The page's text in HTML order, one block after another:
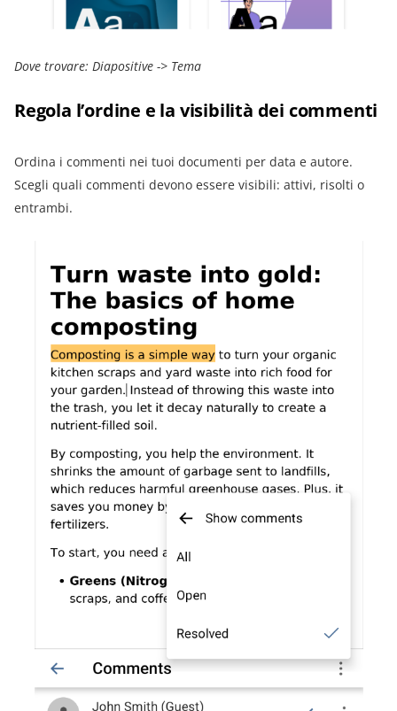
Dove trovare: Diapositive -> Tema
Regola l’ordine e la visibilità dei commenti
Ordina i commenti nei tuoi documenti per data e autore.
Scegli quali commenti devono essere visibili: attivi, risolti o
entrambi.